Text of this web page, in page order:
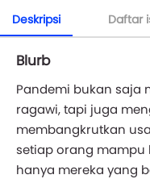
Deskripsi Daftar
Blurb
Pandemi bukan saja
ragawi, tapi juga
membangkrutkan
setiap orang mampu
hanya mereka yang